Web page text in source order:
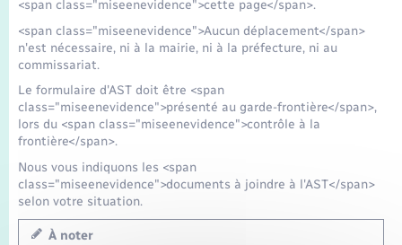
<span class="miseenevidence">cette page</span>.
<span class="miseenevidence">Aucun déplacement</span>
n'est nécessaire, ni à la mairie, ni à la préfecture, ni au
commissariat.
Le formulaire d'AST doit être <span
class="miseenevidence">présenté au garde-frontière</span>,
lors du <span class="miseenevidence">contrôle à la
frontière</span>.
Nous vous indiquons les <span
class="miseenevidence">documents à joindre à l'AST</span>
selon votre situation.
À noter